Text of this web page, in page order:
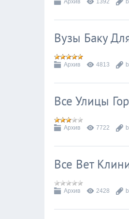
Архив 1392
Вузы Баку
Архив 4813
Все Улицы
Архив 7722
Все Вет
Архив 2428